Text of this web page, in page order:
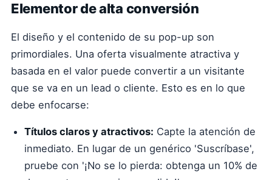
Elementor de alta conversión
El diseño y el contenido de su pop-up son
primordiales. Una oferta visualmente atractiva y
basada en el valor puede convertir a un visitante
que se va en un lead o cliente. Esto es en lo que
debe enfocarse:
Títulos claros y atractivos: Capte la atención de
inmediato. En lugar de un genérico 'Suscríbase',
pruebe con '¡No se lo pierda: obtenga un 10% de